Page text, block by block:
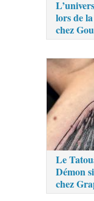
lors de
chez
Le
Démon
chez